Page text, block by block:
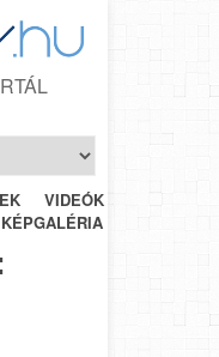
VIDEÓK
HÉTRŐL-
KÉPGALÉRIA